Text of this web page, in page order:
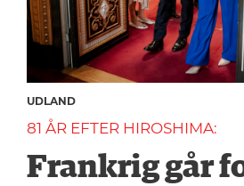
UDLAND
81 ÅR EFTER HIROSHIMA:
Frankrig går